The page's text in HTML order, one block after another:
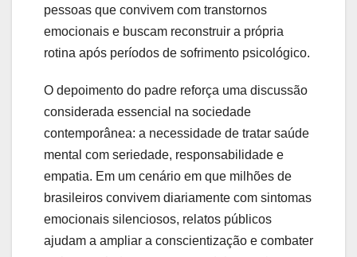
pessoas que convivem com transtornos
emocionais e buscam reconstruir a própria
rotina após períodos de sofrimento psicológico.
O depoimento do padre reforça uma discussão
considerada essencial na sociedade
contemporânea: a necessidade de tratar saúde
mental com seriedade, responsabilidade e
empatia. Em um cenário em que milhões de
brasileiros convivem diariamente com sintomas
emocionais silenciosos, relatos públicos
ajudam a ampliar a conscientização e combater